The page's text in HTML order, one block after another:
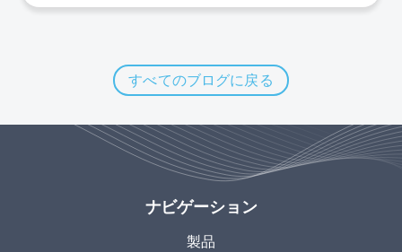
すべてのブログに戻る
ナビゲーション
製品